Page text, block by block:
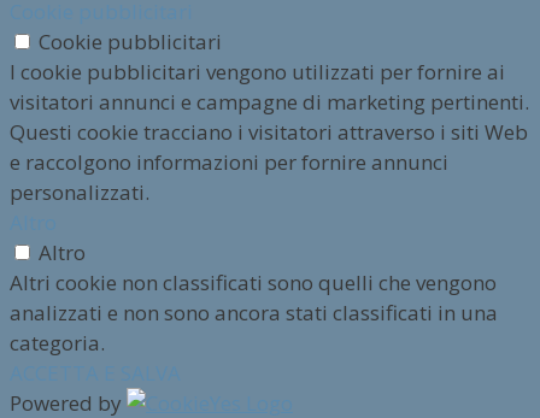
Cookie pubblicitari
I cookie pubblicitari vengono utilizzati per fornire ai
visitatori annunci e campagne di marketing pertinenti.
Questi cookie tracciano i visitatori attraverso i siti Web
e raccolgono informazioni per fornire annunci
personalizzati.
Altro
Altri cookie non classificati sono quelli che vengono
analizzati e non sono ancora stati classificati in una
categoria.
Powered by